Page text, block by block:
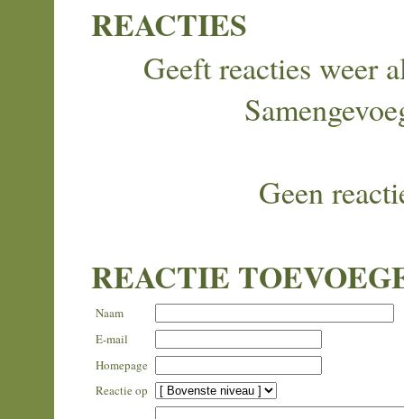
REACTIES
Geeft reacties weer
Geen
REACTIE
Naam
E-mail
Homepage
Reactie op